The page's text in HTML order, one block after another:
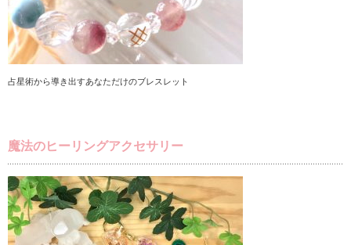
占星術から導き出すあなただけのブレスレット
魔法のヒーリングアクセサリー